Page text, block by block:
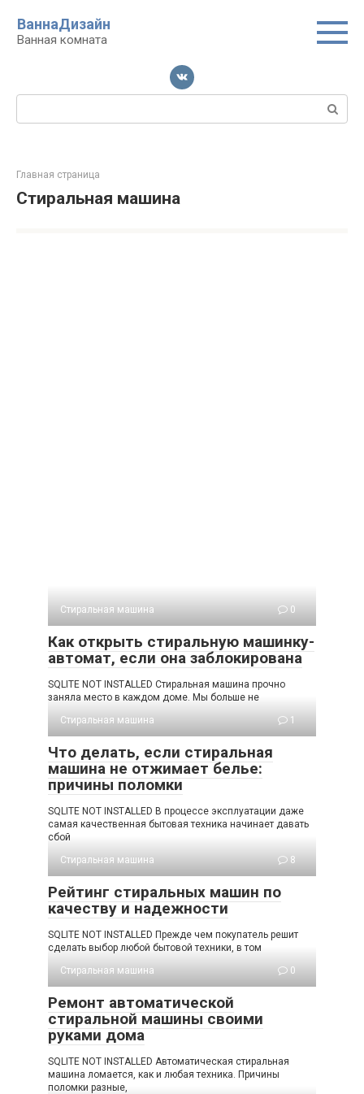
контенту
ВаннаДизайн
Ванная комната
Поиск:
Главная страница
Стиральная машина
Стиральная машина 0
Как открыть стиральную машинку-
автомат, если она заблокирована
SQLITE NOT INSTALLED Стиральная машина прочно
заняла место в каждом доме. Мы больше не
Стиральная машина
1
Что делать, если стиральная
машина не отжимает белье:
причины поломки
SQLITE NOT INSTALLED В процессе эксплуатации даже
самая качественная бытовая техника начинает давать
сбой
Стиральная машина
8
Рейтинг стиральных машин по
качеству и надежности
SQLITE NOT INSTALLED Прежде чем покупатель решит
сделать выбор любой бытовой техники, в том
Стиральная машина
0
Ремонт автоматической
стиральной машины своими
руками дома
SQLITE NOT INSTALLED Автоматическая стиральная
машина ломается, как и любая техника. Причины
поломки разные,